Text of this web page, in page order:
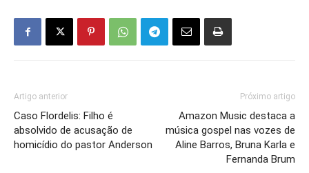
Artigo anterior
Caso Flordelis: Filho é
absolvido de acusação de
homicídio do pastor Anderson
Próximo artigo
Amazon Music destaca a
música gospel nas vozes de
Aline Barros, Bruna Karla e
Fernanda Brum